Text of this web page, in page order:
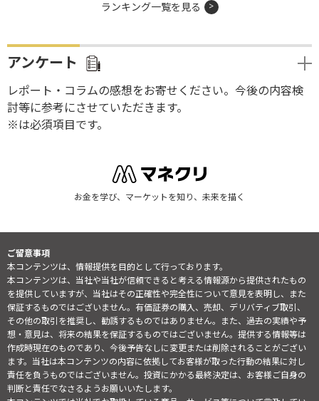
ランキング一覧を見る
アンケート
レポート・コラムの感想をお寄せください。今後の内容検
討等に参考にさせていただきます。
※は必須項目です。
お金を学び、マーケットを知り、未来を描く
ご留意事項
本コンテンツは、情報提供を目的として行っております。
本コンテンツは、当社や当社が信頼できると考える情報源から提供されたもの
を提供していますが、当社はその正確性や完全性について意見を表明し、また
保証するものではございません。有価証券の購入、売却、デリバティブ取引、
その他の取引を推奨し、勧誘するものではありません。また、過去の実績や予
想・意見は、将来の結果を保証するものではございません。提供する情報等は
作成時現在のものであり、今後予告なしに変更または削除されることがござい
ます。当社は本コンテンツの内容に依拠してお客様が取った行動の結果に対し
責任を負うものではございません。投資にかかる最終決定は、お客様ご自身の
判断と責任でなさるようお願いいたします。